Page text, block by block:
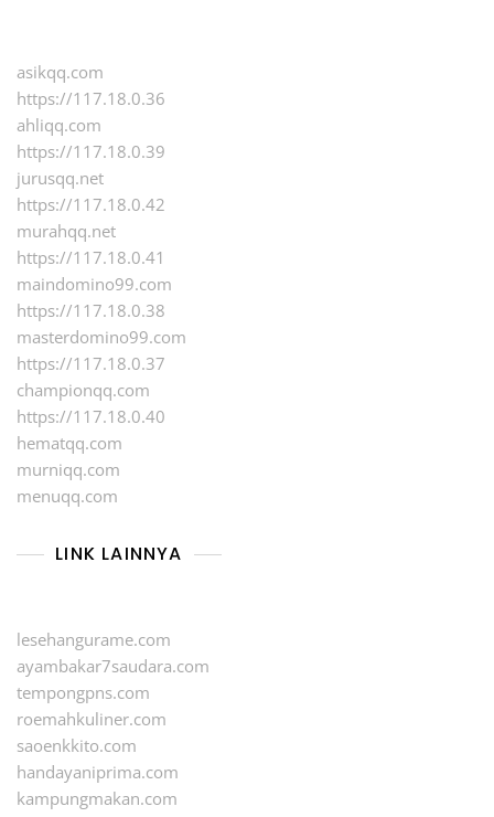
asikqq.com
https://117.18.0.36
ahliqq.com
https://117.18.0.39
jurusqq.net
https://117.18.0.42
murahqq.net
https://117.18.0.41
maindomino99.com
https://117.18.0.38
masterdomino99.com
https://117.18.0.37
championqq.com
https://117.18.0.40
hematqq.com
murniqq.com
menuqq.com
LINK LAINNYA
lesehangurame.com
ayambakar7saudara.com
tempongpns.com
roemahkuliner.com
saoenkkito.com
handayaniprima.com
kampungmakan.com